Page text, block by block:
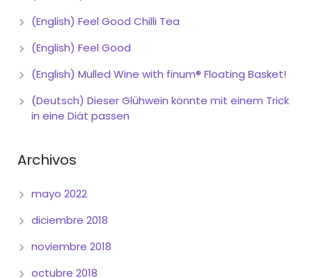
(English) Feel Good Chilli Tea
(English) Feel Good
(English) Mulled Wine with finum® Floating Basket!
(Deutsch) Dieser Glühwein könnte mit einem Trick
in eine Diät passen
Archivos
mayo 2022
diciembre 2018
noviembre 2018
octubre 2018